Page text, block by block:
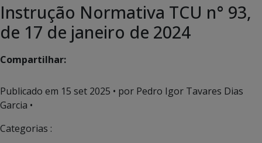
Instrução Normativa TCU n° 93,
de 17 de janeiro de 2024
Compartilhar:
Publicado em 15 set 2025 • por Pedro Igor Tavares Dias
Garcia •
Categorias :